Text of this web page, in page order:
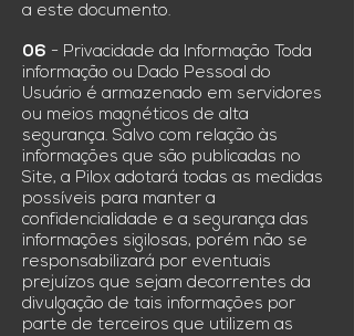
a este documento.
06 - Privacidade da Informação Toda
informação ou Dado Pessoal do
Usuário é armazenado em servidores
ou meios magnéticos de alta
segurança. Salvo com relação às
informações que são publicadas no
Site, a Pilox adotará todas as medidas
possíveis para manter a
confidencialidade e a segurança das
informações sigilosas, porém não se
responsabilizará por eventuais
prejuízos que sejam decorrentes da
divulgação de tais informações por
parte de terceiros que utilizem as